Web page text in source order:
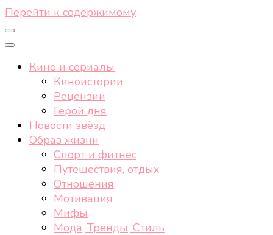
Перейти к содержимому
Кино и сериалы
Киноистории
Рецензии
Герой дня
Новости звёзд
Образ жизни
Спорт и фитнес
Путешествия, отдых
Отношения
Мотивация
Мифы
Мода, Тренды, Стиль